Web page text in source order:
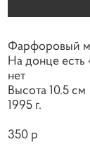
Фарфоровый
На донце есть
нет
Высота 10.5 см
1995 г.
350 р